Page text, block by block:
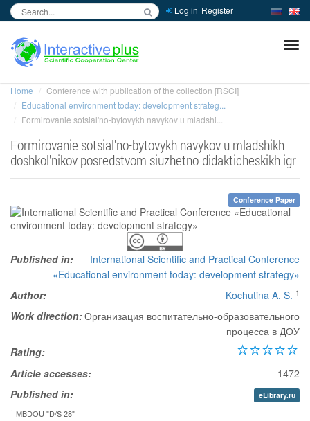
Log in Register
Home
Conference with publication of the collection [RSCI]
Educational environment today: development strateg...
Formirovanie sotsial'no-bytovykh navykov u mladshi...
Formirovanie sotsial'no-bytovykh navykov u mladshikh
doshkol'nikov posredstvom siuzhetno-didakticheskikh igr
Conference Paper
Published in:
International Scientific and Practical Conference
«Educational environment today: development strategy»
Author:
Kochutina A. S. 1
Work direction:Организация воспитательно-образовательного
процесса в ДОУ
Rating:
Article accesses:
1472
Published in:
eLibrary.ru
1 MBDOU "D/S 28"